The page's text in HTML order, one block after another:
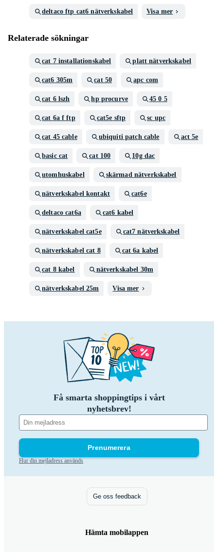
deltaco ftp cat6 nätverkskabel Visa mer
Relaterade sökningar
cat 7 installationskabel platt nätverkskabel
cat6 305m cat 50 apc com
cat 6 lszh hp procurve 45 0 5
cat 6a f ftp cat5e sftp sc upc
cat 45 cable ubiquiti patch cable act 5e
basic cat cat 100 10g dac
utomhuskabel skärmad nätverkskabel
nätverkskabel kontakt cat6e
deltaco cat6a cat6 kabel
nätverkskabel cat5e cat7 nätverkskabel
nätverkskabel cat 8 cat 6a kabel
cat 8 kabel nätverkskabel 30m
nätverkskabel 25m Visa mer
Få smarta shoppingtips i vårt
nyhetsbrev!
Prenumerera
Hur din mejladress används
Ge oss feedback
Hämta mobilappen